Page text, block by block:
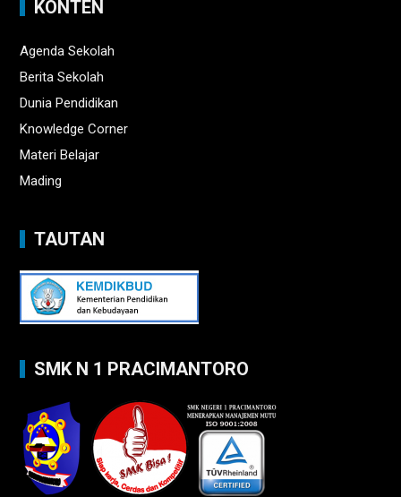
KONTEN
Agenda Sekolah
Berita Sekolah
Dunia Pendidikan
Knowledge Corner
Materi Belajar
Mading
TAUTAN
SMK N 1 PRACIMANTORO